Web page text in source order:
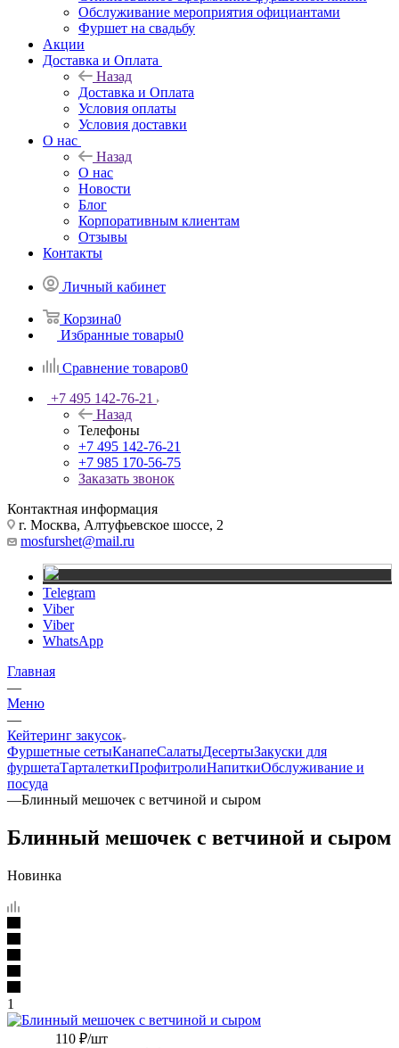
Обслуживание мероприятия официантами
Фуршет на свадьбу
Акции
Доставка и Оплата
Назад
Доставка и Оплата
Условия оплаты
Условия доставки
О нас
Назад
О нас
Новости
Блог
Корпоративным клиентам
Отзывы
Контакты
Личный кабинет
Корзина0
Избранные товары0
Сравнение товаров0
+7 495 142-76-21
Назад
Телефоны
+7 495 142-76-21
+7 985 170-56-75
Заказать звонок
Контактная информация
г. Москва, Алтуфьевское шоссе, 2
mosfurshet@mail.ru
Telegram
Viber
Viber
WhatsApp
Главная
—
Меню
—
Кейтеринг закусок
Фуршетные сетыКанапеСалатыДесертыЗакуски для
фуршетаТарталеткиПрофитролиНапиткиОбслуживание и
посуда
—Блинный мешочек с ветчиной и сыром
Блинный мешочек с ветчиной и сыром
Новинка
1
110 ₽/шт